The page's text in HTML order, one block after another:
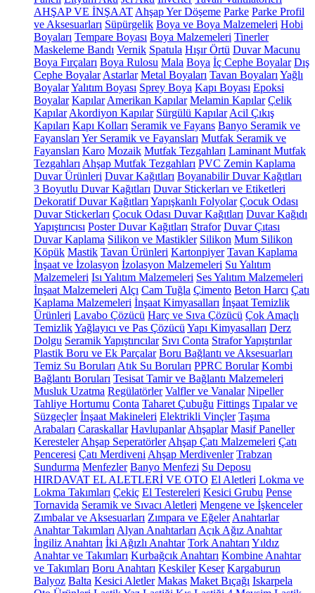
AHŞAP VE İNŞAAT Ahşap Yer Döşeme Parke Parke Profil
ve Aksesuarları Süpürgelik Boya ve Boya Malzemeleri Hobi
Boyaları Tempare Boyası Boya Malzemeleri Tinerler
Maskeleme Bandı Vernik Spatula Hışır Örtü Duvar Macunu
Boya Fırçaları Boya Rulosu Mala Boya İç Cephe Boyalar Dış
Cephe Boyalar Astarlar Metal Boyaları Tavan Boyaları Yağlı
BoyalarYalıtım Boyası Sprey Boya Kapı Boyası Epoksi
Boyalar Kapılar Amerikan Kapılar Melamin Kapılar Çelik
Kapılar Akordiyon Kapılar Sürgülü Kapılar Acil Çıkış
Kapıları Kapı Kolları Seramik ve Fayans Banyo Seramik ve
Fayansları Yer Seramik ve Fayansları Mutfak Seramik ve
Fayansları Karo Mozaik Mutfak Tezgahları Laminant Mutfak
Tezgahları Ahşap Mutfak Tezgahları PVC Zemin Kaplama
Duvar Ürünleri Duvar Kağıtları Boyanabilir Duvar Kağıtları
3 Boyutlu Duvar Kağıtları Duvar Stickerları ve Etiketleri
Dekoratif Duvar Kağıtları Yapışkanlı Folyolar Çocuk Odası
Duvar Stickerları Çocuk Odası Duvar Kağıtları Duvar Kağıdı
Yapıştırıcısı Poster Duvar Kağıtları Strafor Duvar Çıtası
Duvar Kaplama Silikon ve Mastikler Silikon Mum Silikon
Köpük Mastik Tavan Ürünleri Kartonpiyer Tavan Kaplama
İnşaat ve İzolasyon İzolasyon Malzemeleri Su Yalıtım
Malzemeleri Isı Yalıtım Malzemeleri Ses Yalıtım Malzemeleri
İnşaat Malzemeleri Alçı Cam Tuğla Çimento Beton Harcı Çatı
Kaplama Malzemeleri İnşaat Kimyasalları İnşaat Temizlik
Ürünleri Lavabo Çözücü Harç ve Sıva Çözücü Çok Amaçlı
TemizlikYağlayıcı ve Pas Çözücü Yapı Kimyasalları Derz
Dolgu Seramik Yapıştırıcılar Sıvı Conta Strafor Yapıştırılar
Plastik Boru ve Ek Parçalar Boru Bağlantı ve Aksesuarları
Temiz Su Boruları Atık Su Boruları PPRC Borular Kombi
Bağlantı Boruları Tesisat Tamir ve Bağlantı Malzemeleri
Musluk Uzatma Regülatörler Valfler ve Vanalar Nipeller
Tahliye Hortumu Conta Taharet Çubuğu Fittings Tıpalar ve
Süzgeçler İnşaat Makineleri Elektrikli Vinçler Taşıma
Arabaları Caraskallar Havlupanlar Ahşaplar Masif Paneller
Keresteler Ahşap Seperatörler Ahşap Çatı Malzemeleri Çatı
Penceresi Çatı Merdiveni Ahşap Merdivenler Trabzan
Sundurma Menfezler Banyo Menfezi Su Deposu
HIRDAVAT EL ALETLERİ VE OTO El Aletleri Lokma ve
Lokma Takımları Çekiç El Testereleri Kesici Grubu Pense
Tornavida Seramik ve Sıvacı Aletleri Mengene ve İşkenceler
Zımbalar ve Aksesuarları Zımpara ve Eğeler Anahtarlar
Anahtar Takımları Alyan Anahtarları Açık Ağız Anahtar
İngiliz Anahtarı İki Ağızlı Anahtar Tork Anahtarı Yıldız
Anahtar ve Takımları Kurbağcık Anahtarı Kombine Anahtar
ve Takımları Boru Anahtarı Keskiler Keser Kargaburun
Balyoz Balta Kesici Aletler Makas Maket Bıçağı Iskarpela